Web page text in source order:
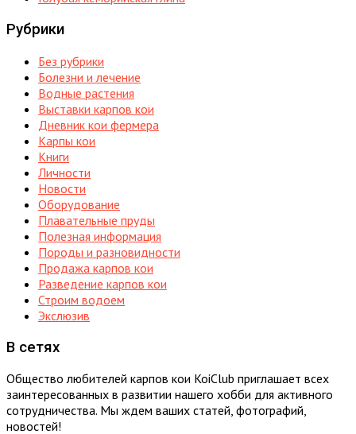
Рубрики
Без рубрики
Болезни и лечение
Водные растения
Выставки карпов кои
Дневник кои фермера
Карпы кои
Книги
Личности
Новости
Оборудование
Плавательные пруды
Полезная информация
Породы и разновидности
Продажа карпов кои
Разведение карпов кои
Строим водоем
Экслюзив
В сетях
Общество любителей карпов кои KoiClub приглашает всех
заинтересованных в развитии нашего хобби для активного
сотрудничества. Мы ждем ваших статей, фотографий,
новостей!